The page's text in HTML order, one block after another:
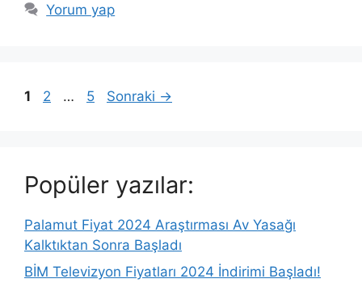
Yorum yap
Sayfa
1 Sayfa
2 … Sayfa
5 Sonraki →
Popüler yazılar:
Palamut Fiyat 2024 Araştırması Av Yasağı
Kalktıktan Sonra Başladı
BİM Televizyon Fiyatları 2024 İndirimi Başladı!